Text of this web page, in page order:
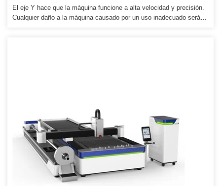
El eje Y hace que la máquina funcione a alta velocidad y precisión.
Cualquier daño a la máquina causado por un uso inadecuado será